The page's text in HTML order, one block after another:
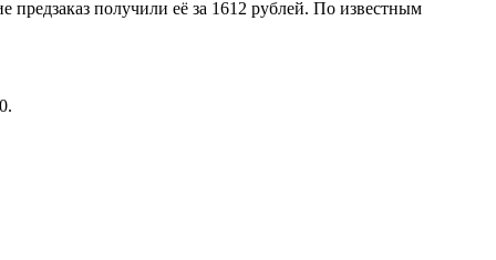
получили её за 1612 рублей. По известным